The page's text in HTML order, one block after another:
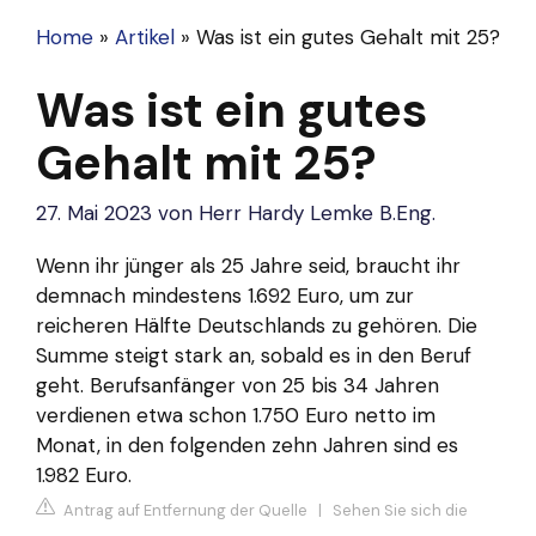
Home » Artikel » Was ist ein gutes Gehalt mit 25?
Was ist ein gutes
Gehalt mit 25?
27. Mai 2023 von Herr Hardy Lemke B.Eng.
Wenn ihr jünger als 25 Jahre seid, braucht ihr
demnach mindestens 1.692 Euro, um zur
reicheren Hälfte Deutschlands zu gehören. Die
Summe steigt stark an, sobald es in den Beruf
geht. Berufsanfänger von 25 bis 34 Jahren
verdienen etwa schon 1.750 Euro netto im
Monat, in den folgenden zehn Jahren sind es
1.982 Euro.
Antrag auf Entfernung der Quelle | Sehen Sie sich die